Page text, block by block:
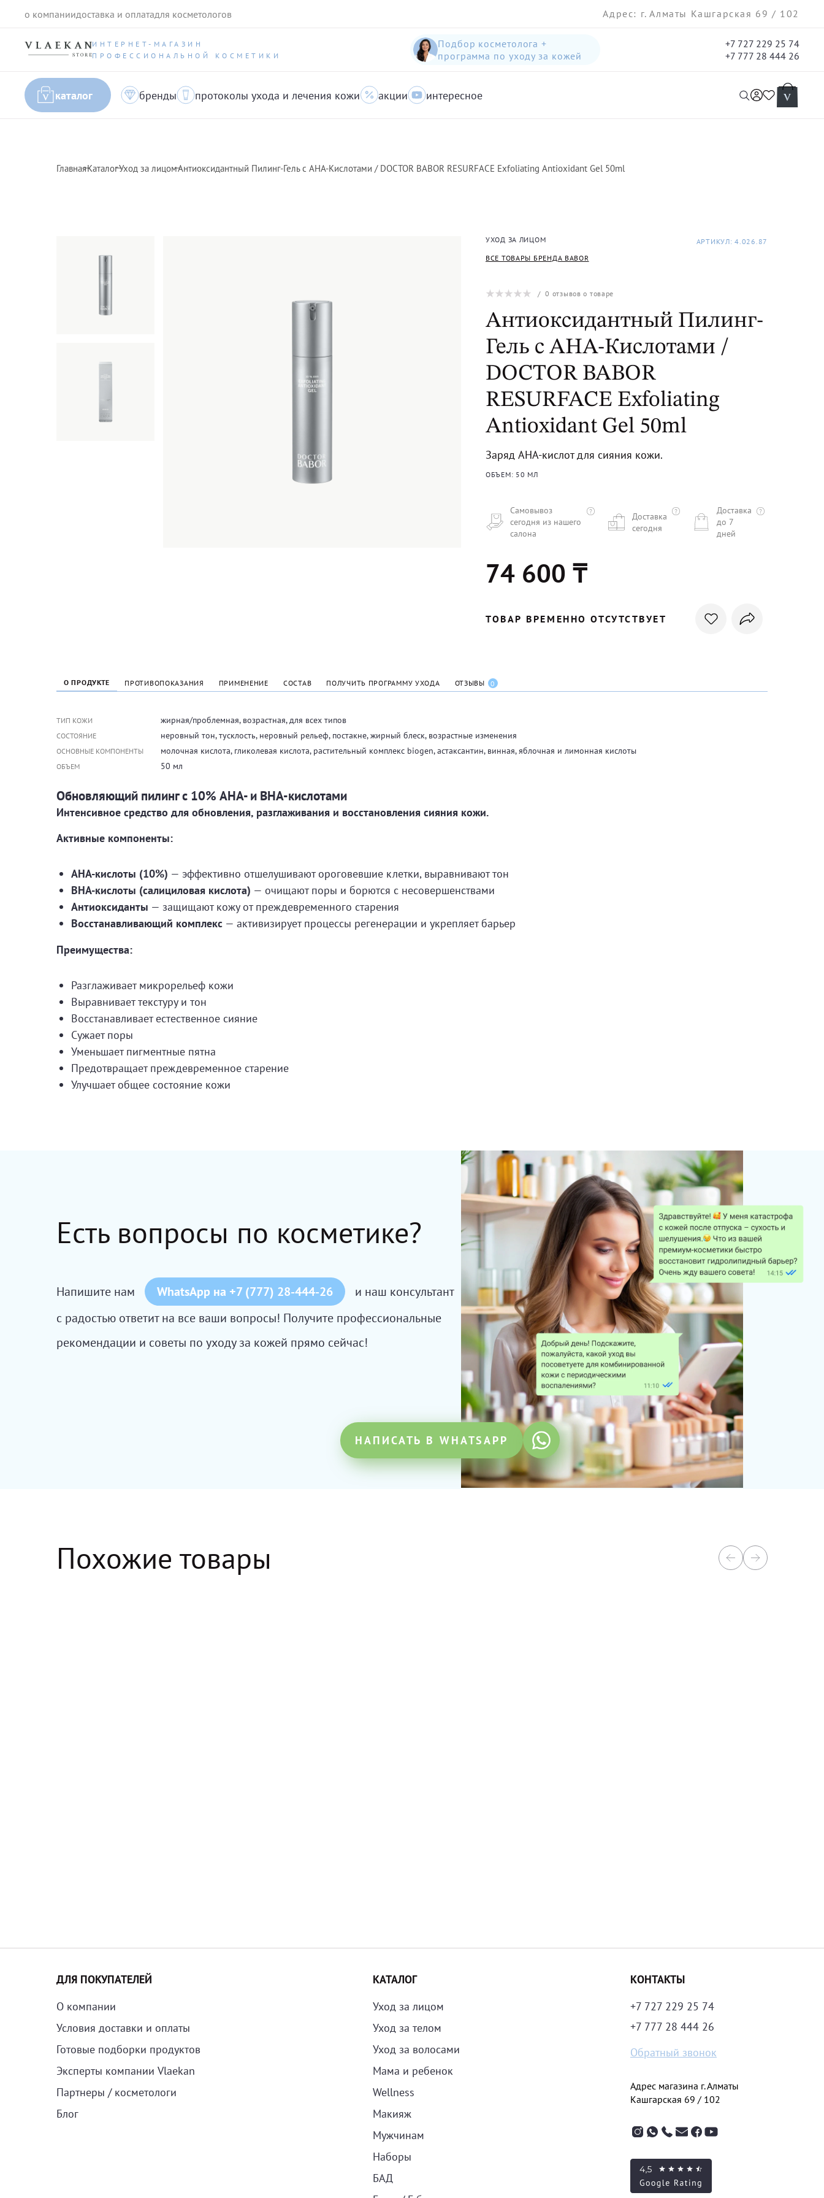
о компаниидоставка и оплатадля косметологов Адрес: г. Алматы Кашгарская 69 / 102
ИНТЕРНЕТ-МАГАЗИН
ПРОФЕССИОНАЛЬНОЙ КОСМЕТИКИ
Подбор косметолога +
программа по уходу за кожей
+7 727 229 25 74
+7 777 28 444 26
каталог бренды протоколы ухода и лечения кожи акции интересное
ГлавнаяКаталогУход за лицомАнтиоксидантный Пилинг-Гель с АНА-Кислотами / DOCTOR BABOR RESURFACE Exfoliating Antioxidant Gel 50ml
УХОД ЗА ЛИЦОМ
ВСЕ ТОВАРЫ БРЕНДА BABOR
АРТИКУЛ: 4.026.87
/0 отзывов о товаре
Антиоксидантный Пилинг-
Гель с АНА-Кислотами /
DOCTOR BABOR
RESURFACE Exfoliating
Antioxidant Gel 50ml
Заряд AHA-кислот для сияния кожи.
ОБЪЕМ: 50 МЛ
Самовывоз
сегодня из нашего
салона
Доставка
сегодня
Доставка
до 7
дней
74 600 ₸
ТОВАР ВРЕМЕННО ОТСУТСТВУЕТ
О ПРОДУКТЕ ПРОТИВОПОКАЗАНИЯ ПРИМЕНЕНИЕ СОСТАВ ПОЛУЧИТЬ ПРОГРАММУ УХОДА ОТЗЫВЫ 0
ТИП КОЖИ жирная/проблемная, возрастная, для всех типов
СОСТОЯНИЕ неровный тон, тусклость, неровный рельеф, постакне, жирный блеск, возрастные изменения
ОСНОВНЫЕ КОМПОНЕНТЫ молочная кислота, гликолевая кислота, растительный комплекс biogen, астаксантин, винная, яблочная и лимонная кислоты
ОБЪЕМ 50 мл
Обновляющий пилинг с 10% AHA- и BHA-кислотами
Интенсивное средство для обновления, разглаживания и восстановления сияния кожи.
Активные компоненты:
AHA-кислоты (10%) — эффективно отшелушивают ороговевшие клетки, выравнивают тон
BHA-кислоты (салициловая кислота) — очищают поры и борются с несовершенствами
Антиоксиданты — защищают кожу от преждевременного старения
Восстанавливающий комплекс — активизирует процессы регенерации и укрепляет барьер
Преимущества:
Разглаживает микрорельеф кожи
Выравнивает текстуру и тон
Восстанавливает естественное сияние
Сужает поры
Уменьшает пигментные пятна
Предотвращает преждевременное старение
Улучшает общее состояние кожи
Есть вопросы по косметике?
Напишите нам WhatsApp на +7 (777) 28-444-26
и наш консультант
с радостью ответит на все ваши вопросы! Получите профессиональные
рекомендации и советы по уходу за кожей прямо сейчас!
НАПИСАТЬ В WHATSAPP
Похожие товары
ДЛЯ ПОКУПАТЕЛЕЙ
О компании
Условия доставки и оплаты
Готовые подборки продуктов
Эксперты компании Vlaekan
Партнеры / косметологи
Блог
КАТАЛОГ
Уход за лицом
Уход за телом
Уход за волосами
Мама и ребенок
Wellness
Макияж
Мужчинам
Наборы
БАД
КОНТАКТЫ
+7 727 229 25 74
+7 777 28 444 26
Обратный звонок
Адрес магазина г. Алматы
Кашгарская 69 / 102